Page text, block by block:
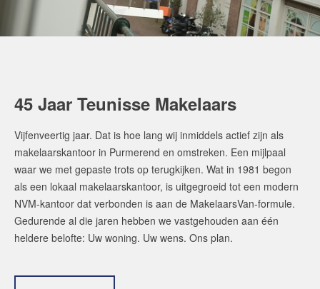
45 Jaar Teunisse Makelaars
Vijfenveertig jaar. Dat is hoe lang wij inmiddels actief zijn als
makelaarskantoor in Purmerend en omstreken. Een mijlpaal
waar we met gepaste trots op terugkijken. Wat in 1981 begon
als een lokaal makelaarskantoor, is uitgegroeid tot een modern
NVM-kantoor dat verbonden is aan de MakelaarsVan-formule.
Gedurende al die jaren hebben we vastgehouden aan één
heldere belofte: Uw woning. Uw wens. Ons plan.